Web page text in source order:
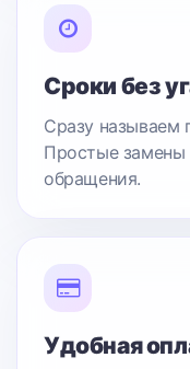
Сроки без
Сразу называем
Простые замены
обращения.
Удобная